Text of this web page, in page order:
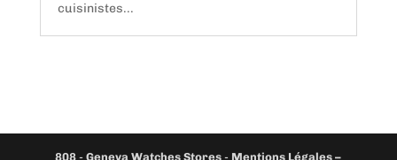
cuisinistes...
808 -Geneva Watches Stores - Mentions Légales –